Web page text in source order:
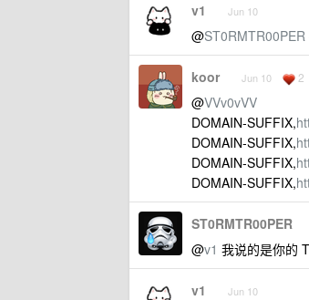
v1 Jun 10
@ST0RMTR00PER
koor Jun 10 2
@VVv0vVV
DOMAIN-SUFFIX,
DOMAIN-SUFFIX,
DOMAIN-SUFFIX,
DOMAIN-SUFFIX,
ST0RMTR00PER
@v1 我说的是你的
v1 Jun 10